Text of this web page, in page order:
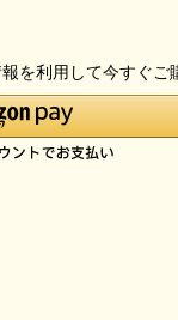
を利用して今すぐご